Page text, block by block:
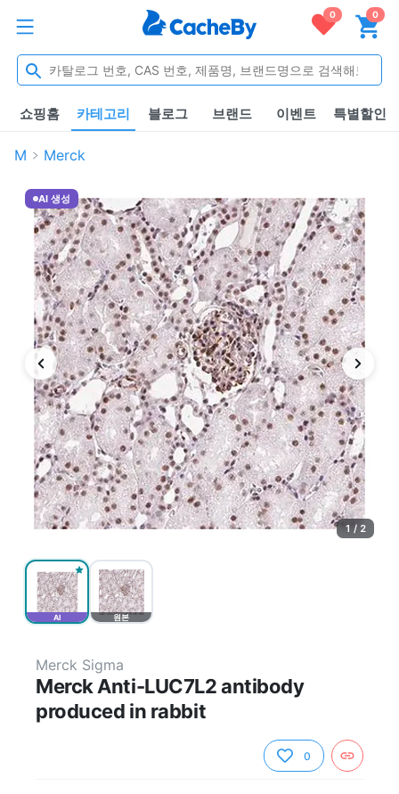
0 0
쇼핑홈 카테고리 블로그 브랜드 이벤트 특별할인
M Merck
AI 원본
AI 생성
1 / 2
Merck Sigma
Merck Anti-LUC7L2 antibody
produced in rabbit
0